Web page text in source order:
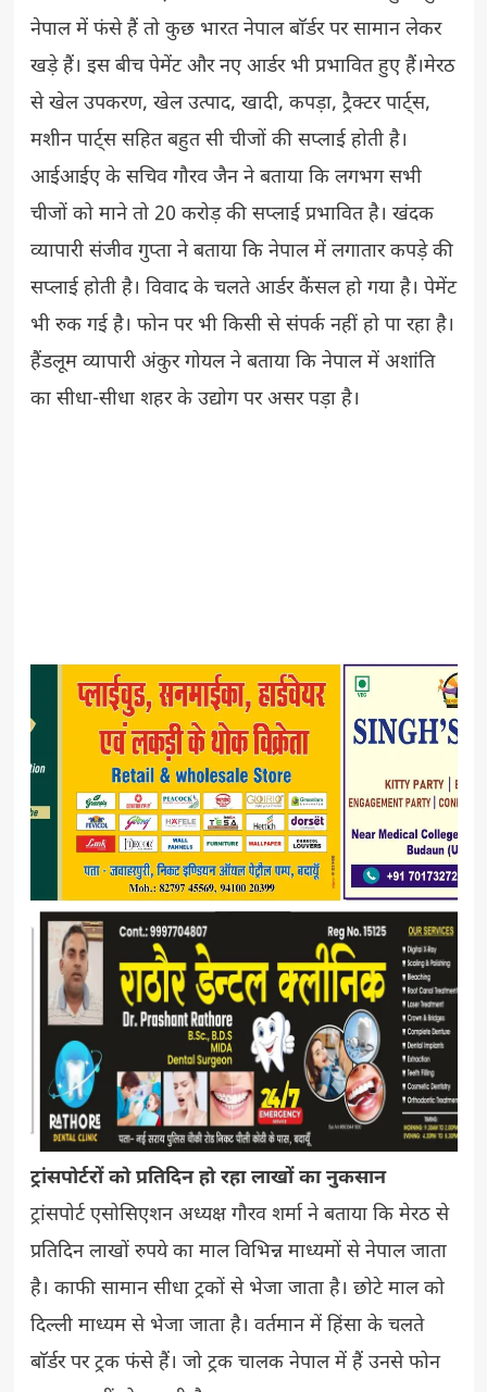
नेपाल में फंसे हैं तो कुछ भारत नेपाल बाॅर्डर पर सामान लेकर
खड़े हैं। इस बीच पेमेंट और नए आर्डर भी प्रभावित हुए हैं।मेरठ
से खेल उपकरण, खेल उत्पाद, खादी, कपड़ा, ट्रैक्टर पार्ट्स,
मशीन पार्ट्स सहित बहुत सी चीजों की सप्लाई होती है।
आईआईए के सचिव गौरव जैन ने बताया कि लगभग सभी
चीजों को माने तो 20 करोड़ की सप्लाई प्रभावित है। खंदक
व्यापारी संजीव गुप्ता ने बताया कि नेपाल में लगातार कपड़े की
सप्लाई होती है। विवाद के चलते आर्डर कैंसल हो गया है। पेमेंट
भी रुक गई है। फोन पर भी किसी से संपर्क नहीं हो पा रहा है।
हैंडलूम व्यापारी अंकुर गोयल ने बताया कि नेपाल में अशांति
का सीधा-सीधा शहर के उद्योग पर असर पड़ा है।
ट्रांसपोर्टरों को प्रतिदिन हो रहा लाखों का नुकसान
ट्रांसपोर्ट एसोसिएशन अध्यक्ष गौरव शर्मा ने बताया कि मेरठ से
प्रतिदिन लाखों रुपये का माल विभिन्न माध्यमों से नेपाल जाता
है। काफी सामान सीधा ट्रकों से भेजा जाता है। छोटे माल को
दिल्ली माध्यम से भेजा जाता है। वर्तमान में हिंसा के चलते
बाॅर्डर पर ट्रक फंसे हैं। जो ट्रक चालक नेपाल में हैं उनसे फोन